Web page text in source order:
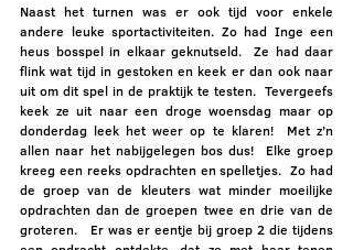
Naast het turnen was er ook tijd voor enkele
andere leuke sportactiviteiten. Zo had Inge een
heus bosspel in elkaar geknutseld.  Ze had daar
flink wat tijd in gestoken en keek er dan ook naar
uit om dit spel in de praktijk te testen.  Tevergeefs
keek ze uit naar een droge woensdag maar op
donderdag leek het weer op te klaren!  Met z’n
allen naar het nabijgelegen bos dus!  Elke groep
kreeg een reeks opdrachten en spelletjes.  Zo had
de groep van de kleuters wat minder moeilijke
opdrachten dan de groepen twee en drie van de
groteren.   Er was er eentje bij groep 2 die tijdens